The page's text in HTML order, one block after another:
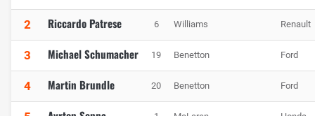
2 Riccardo Patrese 6 Williams Renault
3 Michael Schumacher 19 Benetton Ford
4 Martin Brundle 20 Benetton Ford